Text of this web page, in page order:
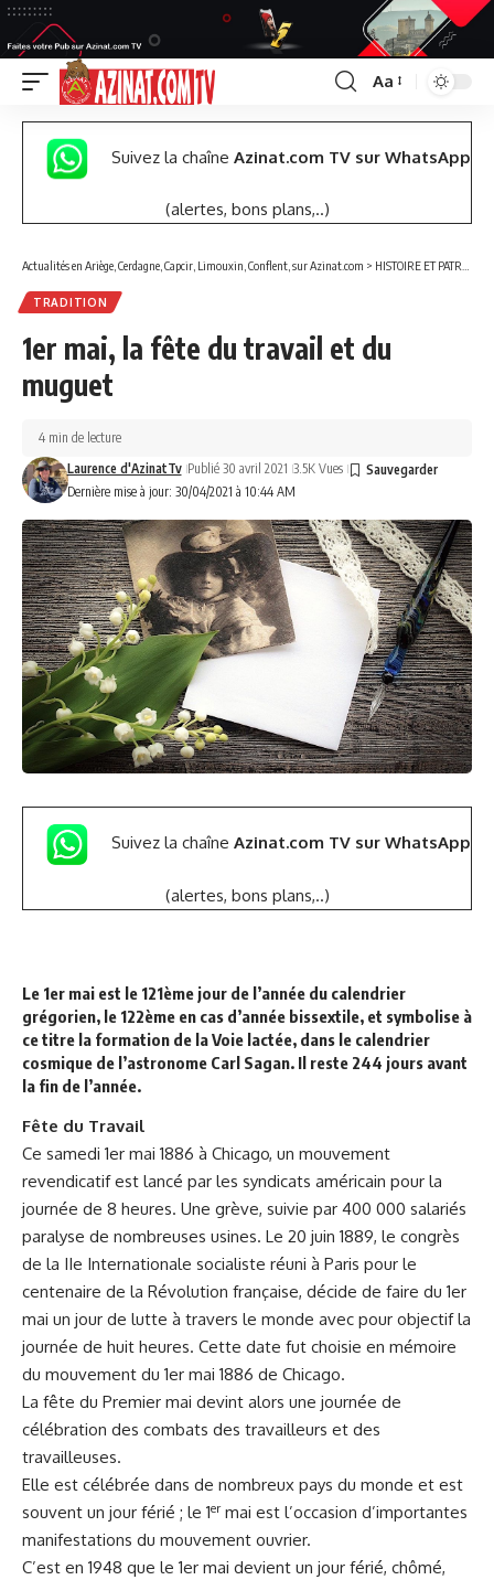
Font
Resizer
Aa
Suivez la chaîne Azinat.com TV sur WhatsApp
(alertes, bons plans,..)
Actualités en Ariège, Cerdagne, Capcir, Limouxin, Conflent, sur Azinat.com > HISTOIRE ET PATRIMOINE
TRADITION
1er mai, la fête du travail et du
muguet
Dernière mise à jour: 30/04/2021 à 10:44 AM
Laurence d'AzinatTv Publié 30 avril 2021 3.5K Vues
4 min de lecture
Suivez la chaîne Azinat.com TV sur WhatsApp
(alertes, bons plans,..)
Le 1er mai est le 121ème jour de l’année du calendrier
grégorien, le 122ème en cas d’année bissextile, et symbolise à
ce titre la formation de la Voie lactée, dans le calendrier
cosmique de l’astronome Carl Sagan. Il reste 244 jours avant
la fin de l’année.
Fête du Travail
Ce samedi 1er mai 1886 à Chicago, un mouvement
revendicatif est lancé par les syndicats américain pour la
journée de 8 heures. Une grève, suivie par 400 000 salariés
paralyse de nombreuses usines. Le 20 juin 1889, le congrès
de la IIe Internationale socialiste réuni à Paris pour le
centenaire de la Révolution française, décide de faire du 1er
mai un jour de lutte à travers le monde avec pour objectif la
journée de huit heures. Cette date fut choisie en mémoire
du mouvement du 1er mai 1886 de Chicago.
La fête du Premier mai devint alors une journée de
célébration des combats des travailleurs et des
travailleuses.
Elle est célébrée dans de nombreux pays du monde et est
souvent un jour férié ; le 1ermai est l’occasion d’importantes
manifestations du mouvement ouvrier.
C’est en 1948 que le 1er mai devient un jour férié, chômé,